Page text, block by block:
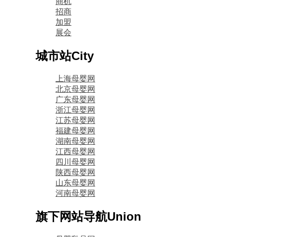
招商
加盟
展会
城市站City
上海母婴网
北京母婴网
广东母婴网
浙江母婴网
江苏母婴网
福建母婴网
湖南母婴网
江西母婴网
四川母婴网
陕西母婴网
山东母婴网
河南母婴网
旗下网站导航Union